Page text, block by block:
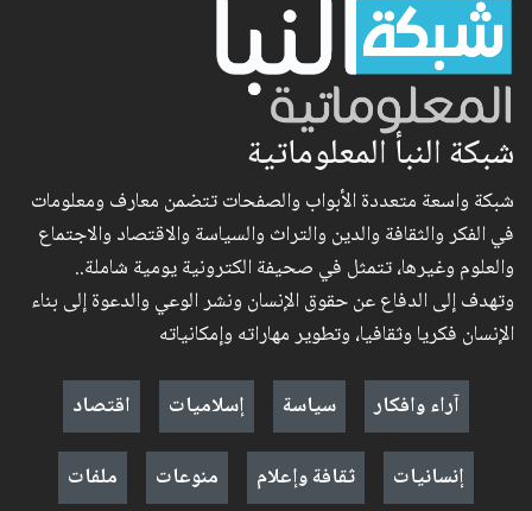
شبكة النبأ المعلوماتية
شبكة واسعة متعددة الأبواب والصفحات تتضمن معارف ومعلومات
في الفكر والثقافة والدين والتراث والسياسة والاقتصاد والاجتماع
والعلوم وغيرها، تتمثل في صحيفة الكترونية يومية شاملة..
وتهدف إلى الدفاع عن حقوق الإنسان ونشر الوعي والدعوة إلى بناء
الإنسان فكريا وثقافيا، وتطوير مهاراته وإمكانياته
آراء وافكار
سياسة إسلاميات
اقتصاد
إنسانيات
ثقافة وإعلام منوعات ملفات